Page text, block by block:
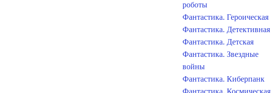
роботы
Фантастика. Героическая
Фантастика. Детективная
Фантастика. Детская
Фантастика. Звездные
войны
Фантастика. Киберпанк
Фантастика. Космическая